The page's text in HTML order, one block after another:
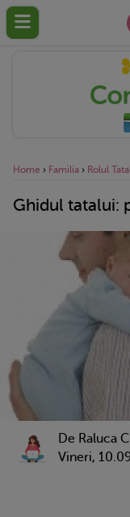
Home › Familia › Rolul
Ghidul tatalui:
De Raluca
Vineri,